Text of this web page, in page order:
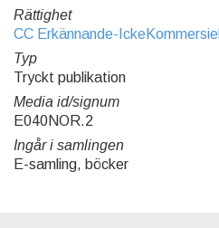
Rättighet
CC Erkännande-IckeKommersiell
Typ
Tryckt publikation
Media id/signum
E040NOR.2
Ingår i samlingen
E-samling, böcker